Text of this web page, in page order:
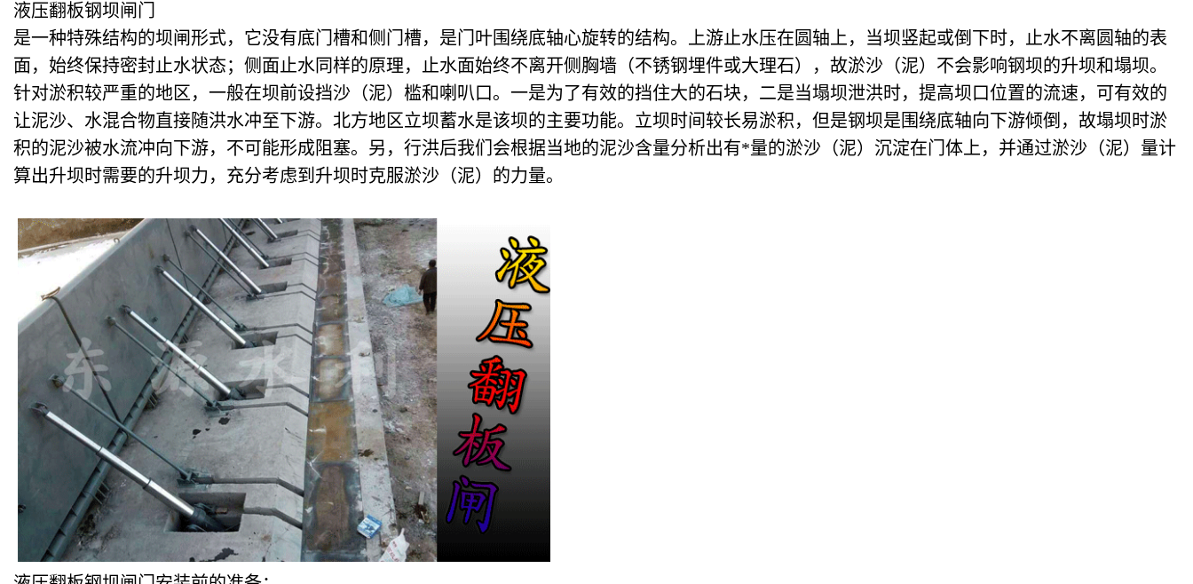
液压翻板钢坝闸门
是一种特殊结构的坝闸形式，它没有底门槽和侧门槽，是门叶围绕底轴心旋转的结构。上游止水压在圆轴上，当坝竖起或倒下时，止水不离圆轴的表
面，始终保持密封止水状态；侧面止水同样的原理，止水面始终不离开侧胸墙（不锈钢埋件或大理石），故淤沙（泥）不会影响钢坝的升坝和塌坝。
针对淤积较严重的地区，一般在坝前设挡沙（泥）槛和喇叭口。一是为了有效的挡住大的石块，二是当塌坝泄洪时，提高坝口位置的流速，可有效的
让泥沙、水混合物直接随洪水冲至下游。北方地区立坝蓄水是该坝的主要功能。立坝时间较长易淤积，但是钢坝是围绕底轴向下游倾倒，故塌坝时淤
积的泥沙被水流冲向下游，不可能形成阻塞。另，行洪后我们会根据当地的泥沙含量分析出有*量的淤沙（泥）沉淀在门体上，并通过淤沙（泥）量计
算出升坝时需要的升坝力，充分考虑到升坝时克服淤沙（泥）的力量。